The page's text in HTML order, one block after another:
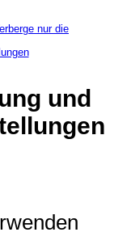
nur die
und